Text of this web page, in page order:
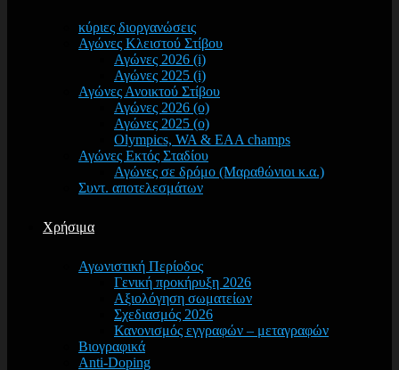
κύριες διοργανώσεις
Αγώνες Κλειστού Στίβου
Αγώνες 2026 (i)
Αγώνες 2025 (i)
Αγώνες Ανοικτού Στίβου
Αγώνες 2026 (o)
Αγώνες 2025 (o)
Olympics, WA & EAA champs
Αγώνες Εκτός Σταδίου
Αγώνες σε δρόμο (Μαραθώνιοι κ.α.)
Συντ. αποτελεσμάτων
Χρήσιμα
Αγωνιστική Περίοδος
Γενική προκήρυξη 2026
Αξιολόγηση σωματείων
Σχεδιασμός 2026
Κανονισμός εγγραφών – μεταγραφών
Βιογραφικά
Anti-Doping